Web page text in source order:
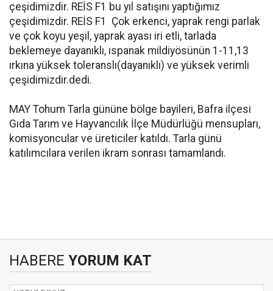
çeşidimizdir. REİS F1 bu yıl satışını yaptığımız
çeşidimizdir. REİS F1  Çok erkenci, yaprak rengi parlak
ve çok koyu yeşil, yaprak ayası iri etli, tarlada
beklemeye dayanıklı, ıspanak mildiyösünün 1-11,13
ırkına yüksek toleranslı(dayanıklı) ve yüksek verimli
çeşidimizdir.dedi.
MAY Tohum Tarla gününe bölge bayileri, Bafra ilçesi
Gıda Tarım ve Hayvancılık İlçe Müdürlüğü mensupları,
komisyoncular ve üreticiler katıldı. Tarla günü
katılımcılara verilen ikram sonrası tamamlandı.
HABERE YORUM KAT